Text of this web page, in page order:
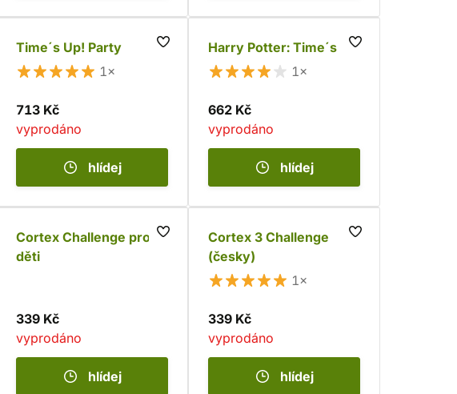
Time´s Up! Party
1×
713 Kč
vyprodáno
hlídej
Harry Potter: Time´s Up
1×
662 Kč
vyprodáno
hlídej
Cortex Challenge pro
děti
339 Kč
vyprodáno
hlídej
Cortex 3 Challenge
(česky)
1×
339 Kč
vyprodáno
hlídej